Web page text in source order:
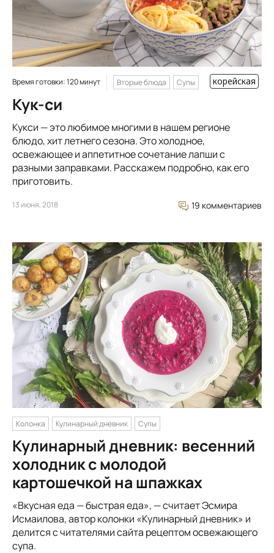
Время готовки: 120 минут Вторые блюда Супы корейская
Кук-си
Кукси — это любимое многими в нашем регионе
блюдо, хит летнего сезона. Это холодное,
освежающее и аппетитное сочетание лапши с
разными заправками. Расскажем подробно, как его
приготовить.
13 июня, 2018 19 комментариев
Колонка Кулинарный дневник Супы
Кулинарный дневник: весенний
холодник с молодой
картошечкой на шпажках
«Вкусная еда — быстрая еда», — считает Эсмира
Исмаилова, автор колонки «Кулинарный дневник» и
делится с читателями сайта рецептом освежающего
супа.